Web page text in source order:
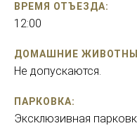
ВРЕМЯ ОТЪЕЗДА:
12:00
ДОМАШНИЕ
Не допускаются.
ПАРКОВКА:
Эксклюзивная